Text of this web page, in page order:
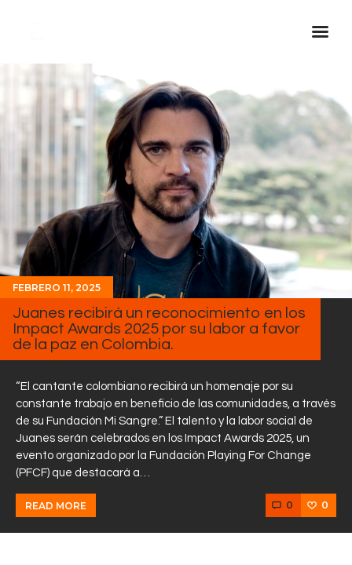
Inicio Real FM
Streaming
En Vivo
Descarga La APP
Programas
Noticias
Equipo
Sobre Nosotros
Contactos
FEBRERO 11, 2025
Juanes recibirá un reconocimiento en los
Impact Awards 2025 por su labor a favor
de la paz en Colombia.
“El cantante colombiano recibirá un homenaje por su
constante trabajo en beneficio de las comunidades, a través
de su Fundación Mi Sangre.” El talento y la labor social de
Juanes serán celebrados en los Impact Awards 2025, un
evento organizado por la Fundación Playing For Change
(PFCF) que destacará a…
READ MORE 0 0